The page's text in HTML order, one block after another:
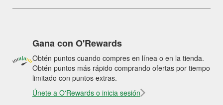
Gana con O'Rewards
Obtén puntos cuando compres en línea o en la tienda.
Obtén puntos más rápido comprando ofertas por tiempo
limitado con puntos extras.
Únete a O'Rewards o inicia sesión